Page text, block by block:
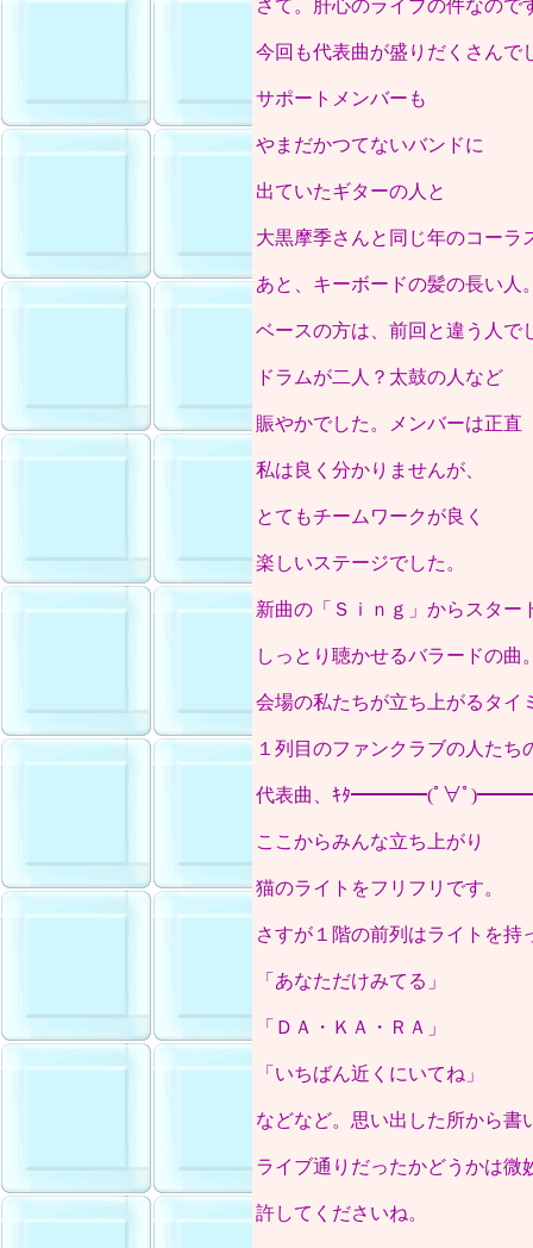
さて。肝心のライブの件なので
今回も代表曲が盛りだくさんで
サポートメンバーも
やまだかつてないバンドに
出ていたギターの人と
大黒摩季さんと同じ年のコーラ
あと、キーボードの髪の長い人
ベースの方は、前回と違う人で
ドラムが二人？太鼓の人など
賑やかでした。メンバーは正直
私は良く分かりませんが、
とてもチームワークが良く
楽しいステージでした。
新曲の「Ｓｉｎｇ」からスター
しっとり聴かせるバラードの曲
会場の私たちが立ち上がるタイ
１列目のファンクラブの人た
代表曲、ｷﾀ━━━━(ﾟ∀ﾟ
ここからみんな立ち上がり
猫のライトをフリフリです。
さすが１階の前列はライトを持
「あなただけみてる」
「ＤＡ・ＫＡ・ＲＡ」
「いちばん近くにいてね」
などなど。思い出した所から書
ライブ通りだったかどうかは微
許してくださいね。